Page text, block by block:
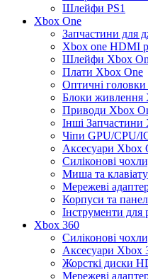
Шлейфи PS1
Xbox One
Запчастини для
Xbox one HDMI
Шлейфи Xbox
Плати Xbox One
Оптичні
Блоки живлення
Приводи Xbox
Інші Запчастини
Чіпи GPU/CPU/
Аксесуари Xbox
Силіконові
Миша та
Мережеві
Корпуси та
Інструменти
Xbox 360
Силіконові
Аксесуари Xbox
Жорсткі диски
Мережеві